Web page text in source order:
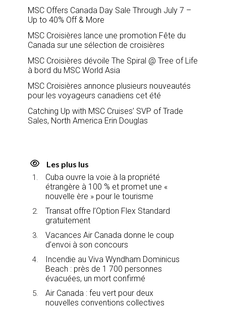
MSC Offers Canada Day Sale Through July 7 –
Up to 40% Off & More
MSC Croisières lance une promotion Fête du
Canada sur une sélection de croisières
MSC Croisières dévoile The Spiral @ Tree of Life
à bord du MSC World Asia
MSC Croisières annonce plusieurs nouveautés
pour les voyageurs canadiens cet été
Catching Up with MSC Cruises’ SVP of Trade
Sales, North America Erin Douglas
Les plus lus
Cuba ouvre la voie à la propriété
étrangère à 100 % et promet une «
nouvelle ère » pour le tourisme
Transat offre l’Option Flex Standard
gratuitement
Vacances Air Canada donne le coup
d’envoi à son concours
Incendie au Viva Wyndham Dominicus
Beach : près de 1 700 personnes
évacuées, un mort confirmé
Air Canada : feu vert pour deux
nouvelles conventions collectives